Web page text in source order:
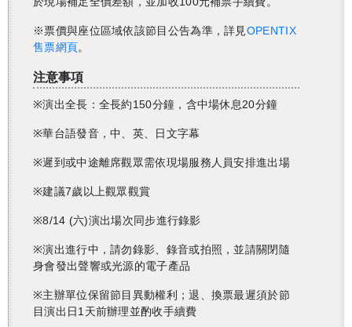
※票價與座位區域依該節目公告為準，詳見OPENTIX
售票網頁。
注意事項
※演出全長：全長約150分鐘，含中場休息20分鐘
※華台語發音，中、英、日文字幕
※遲到或中途離席觀眾需依現場服務人員安排進出場
※建議7歲以上觀眾觀賞
※8/14 (六)演出場次同步進行錄影
※演出進行中，請勿錄影、錄音或拍照，並請關閉隨
身會發出聲響或光源的電子產品
※主辦單位保留節目異動權利；退、換票最遲須於節
目演出日1 天前辦理並酌收手續費
還沒加入會員